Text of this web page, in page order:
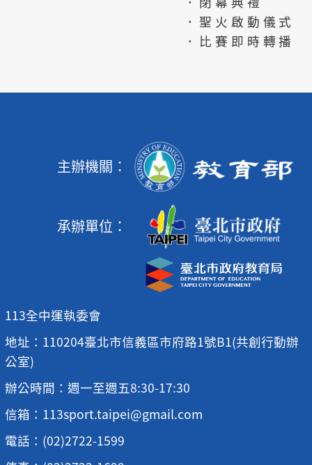
．聖火啟動儀式
．比賽即時轉播
主辦機關：
承辦單位：
113全中運執委會
地址：110204臺北市信義區市府路1號B1(共創行動辦
公室)
辦公時間：週一至週五8:30-17:30
信箱：113sport.taipei@gmail.com
電話：(02)2722-1599